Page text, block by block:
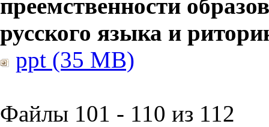
преемственности
русского языка и
ppt (35 MB)
Файлы 101 - 110 из 112